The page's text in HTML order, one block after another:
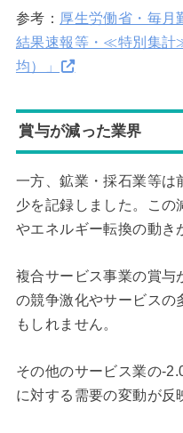
参考： 厚生労働省・毎月
結果速報等・≪特別集計
均）」
賞与が減った業界
一方、鉱業・採石業等は
少を記録しました。この
やエネルギー転換の動き
複合サービス事業の賞与
の競争激化やサービスの
もしれません。
その他のサービス業の-
に対する需要の変動が反